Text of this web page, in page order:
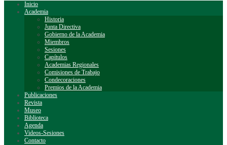
Inicio
Academia
Historia
Junta Directiva
Gobierno de la Academia
Miembros
Sesiones
Capítulos
Academias Regionales
Comisiones de Trabajo
Condecoraciones
Premios de la Academia
Publicaciones
Revista
Museo
Biblioteca
Agenda
Videos-Sesiones
Contacto